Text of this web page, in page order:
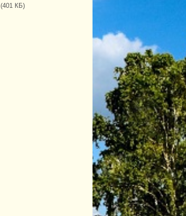
(401 КБ)